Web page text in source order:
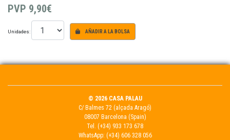
PVP 9,90€
Unidades: AÑADIR A LA BOLSA
© 2026 CASA PALAU
C/ Balmes 72 (alçada Aragó)
08007 Barcelona (Spain)
Tel. (+34) 933 173 678
WhatsApp: (+34) 606 328 056